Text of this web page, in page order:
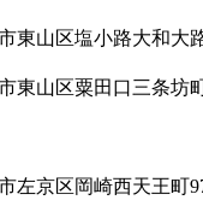
東山区塩小路大和大
東山区粟田口三条坊
左京区岡崎西天王町